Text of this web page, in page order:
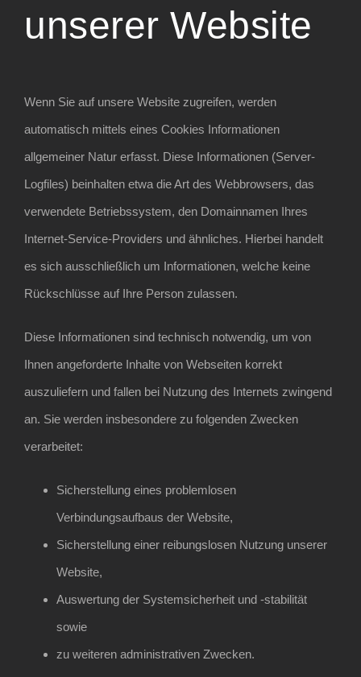
unserer Website
Wenn Sie auf unsere Website zugreifen, werden
automatisch mittels eines Cookies Informationen
allgemeiner Natur erfasst. Diese Informationen (Server-
Logfiles) beinhalten etwa die Art des Webbrowsers, das
verwendete Betriebssystem, den Domainnamen Ihres
Internet-Service-Providers und ähnliches. Hierbei handelt
es sich ausschließlich um Informationen, welche keine
Rückschlüsse auf Ihre Person zulassen.
Diese Informationen sind technisch notwendig, um von
Ihnen angeforderte Inhalte von Webseiten korrekt
auszuliefern und fallen bei Nutzung des Internets zwingend
an. Sie werden insbesondere zu folgenden Zwecken
verarbeitet:
Sicherstellung eines problemlosen
Verbindungsaufbaus der Website,
Sicherstellung einer reibungslosen Nutzung unserer
Website,
Auswertung der Systemsicherheit und -stabilität
sowie
zu weiteren administrativen Zwecken.